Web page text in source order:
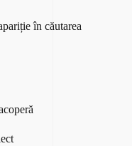
în căutarea